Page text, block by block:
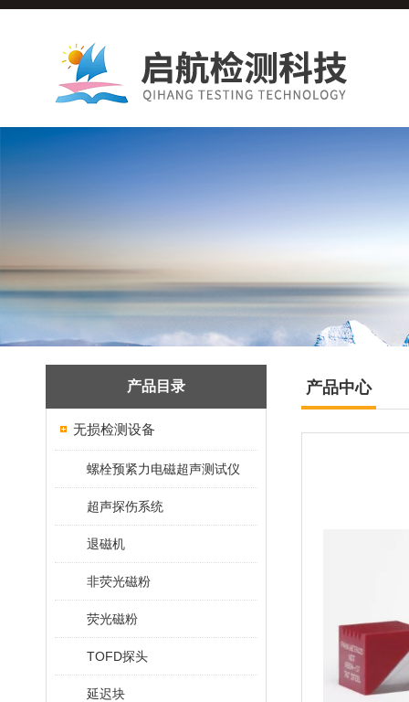
产品目录
无损检测设备
螺栓预紧力电磁超声测试仪
超声探伤系统
退磁机
非荧光磁粉
荧光磁粉
TOFD探头
延迟块
产品中心